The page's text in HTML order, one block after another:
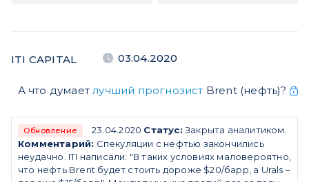
ITI CAPITAL 03.04.2020
А что думаетлучший прогнозист Brent (нефть)?
Обновление 23.04.2020 Статус: Закрыта аналитиком.
Комментарий: Спекуляции с нефтью закончились
неудачно. ITI написали: "В таких условиях маловероятно,
что нефть Brent будет стоить дороже $20/барр, а Urals –